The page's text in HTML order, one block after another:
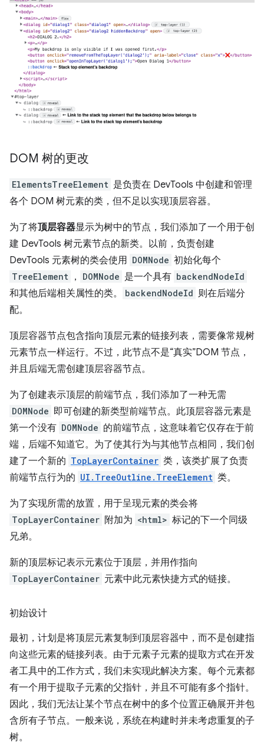
DOM 树的更改
ElementsTreeElement 是负责在 DevTools 中创建和管理
各个 DOM 树元素的类，但不足以实现顶层容器。
为了将顶层容器显示为树中的节点，我们添加了一个用于创
建 DevTools 树元素节点的新类。以前，负责创建
DevTools 元素树的类会使用 DOMNode 初始化每个
TreeElement ， DOMNode 是一个具有 backendNodeId
和其他后端相关属性的类。 backendNodeId 则在后端分
配。
顶层容器节点包含指向顶层元素的链接列表，需要像常规树
元素节点一样运行。不过，此节点不是“真实”DOM 节点，
并且后端无需创建顶层容器节点。
为了创建表示顶层的前端节点，我们添加了一种无需
DOMNode 即可创建的新类型前端节点。此顶层容器元素是
第一个没有 DOMNode 的前端节点，这意味着它仅存在于前
端，后端不知道它。为了使其行为与其他节点相同，我们创
建了一个新的 TopLayerContainer 类，该类扩展了负责
前端节点行为的 UI.TreeOutline.TreeElement 类。
为了实现所需的放置，用于呈现元素的类会将
TopLayerContainer 附加为 <html> 标记的下一个同级
兄弟。
新的顶层标记表示元素位于顶层，并用作指向
TopLayerContainer 元素中此元素快捷方式的链接。
初始设计
最初，计划是将顶层元素复制到顶层容器中，而不是创建指
向这些元素的链接列表。由于元素子元素的提取方式在开发
者工具中的工作方式，我们未实现此解决方案。每个元素都
有一个用于提取子元素的父指针，并且不可能有多个指针。
因此，我们无法让某个节点在树中的多个位置正确展开并包
含所有子节点。一般来说，系统在构建时并未考虑重复的子
树。